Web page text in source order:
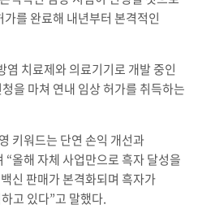
를 완료해 내년부터 본격적인
치료제와 의료기기로 개발 중인
을 마쳐 연내 임상 허가를 취득하는
키워드는 단연 손익 개선과
올해 자체 사업만으로 흑자 달성을
신 판매가 본격화되며 흑자가
고 있다”고 말했다.